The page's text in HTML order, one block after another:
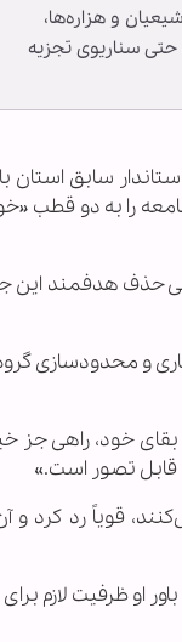
و هزاره‌ها،
حتی سناریوی تجزیه
سابق استان
را به دو قطب
پی حذف هدفمند این
و محدودسازی
خود، راهی جز
قابل تصور است.»
قویاً رد کرد و
او ظرفیت لازم برای